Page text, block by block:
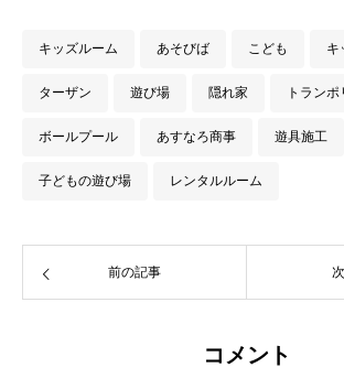
キッズルーム あそびば こども キ
ターザン 遊び場 隠れ家 トランポ
ボールプール あすなろ商事 遊具施工
子どもの遊び場 レンタルルーム
前の記事
コメント